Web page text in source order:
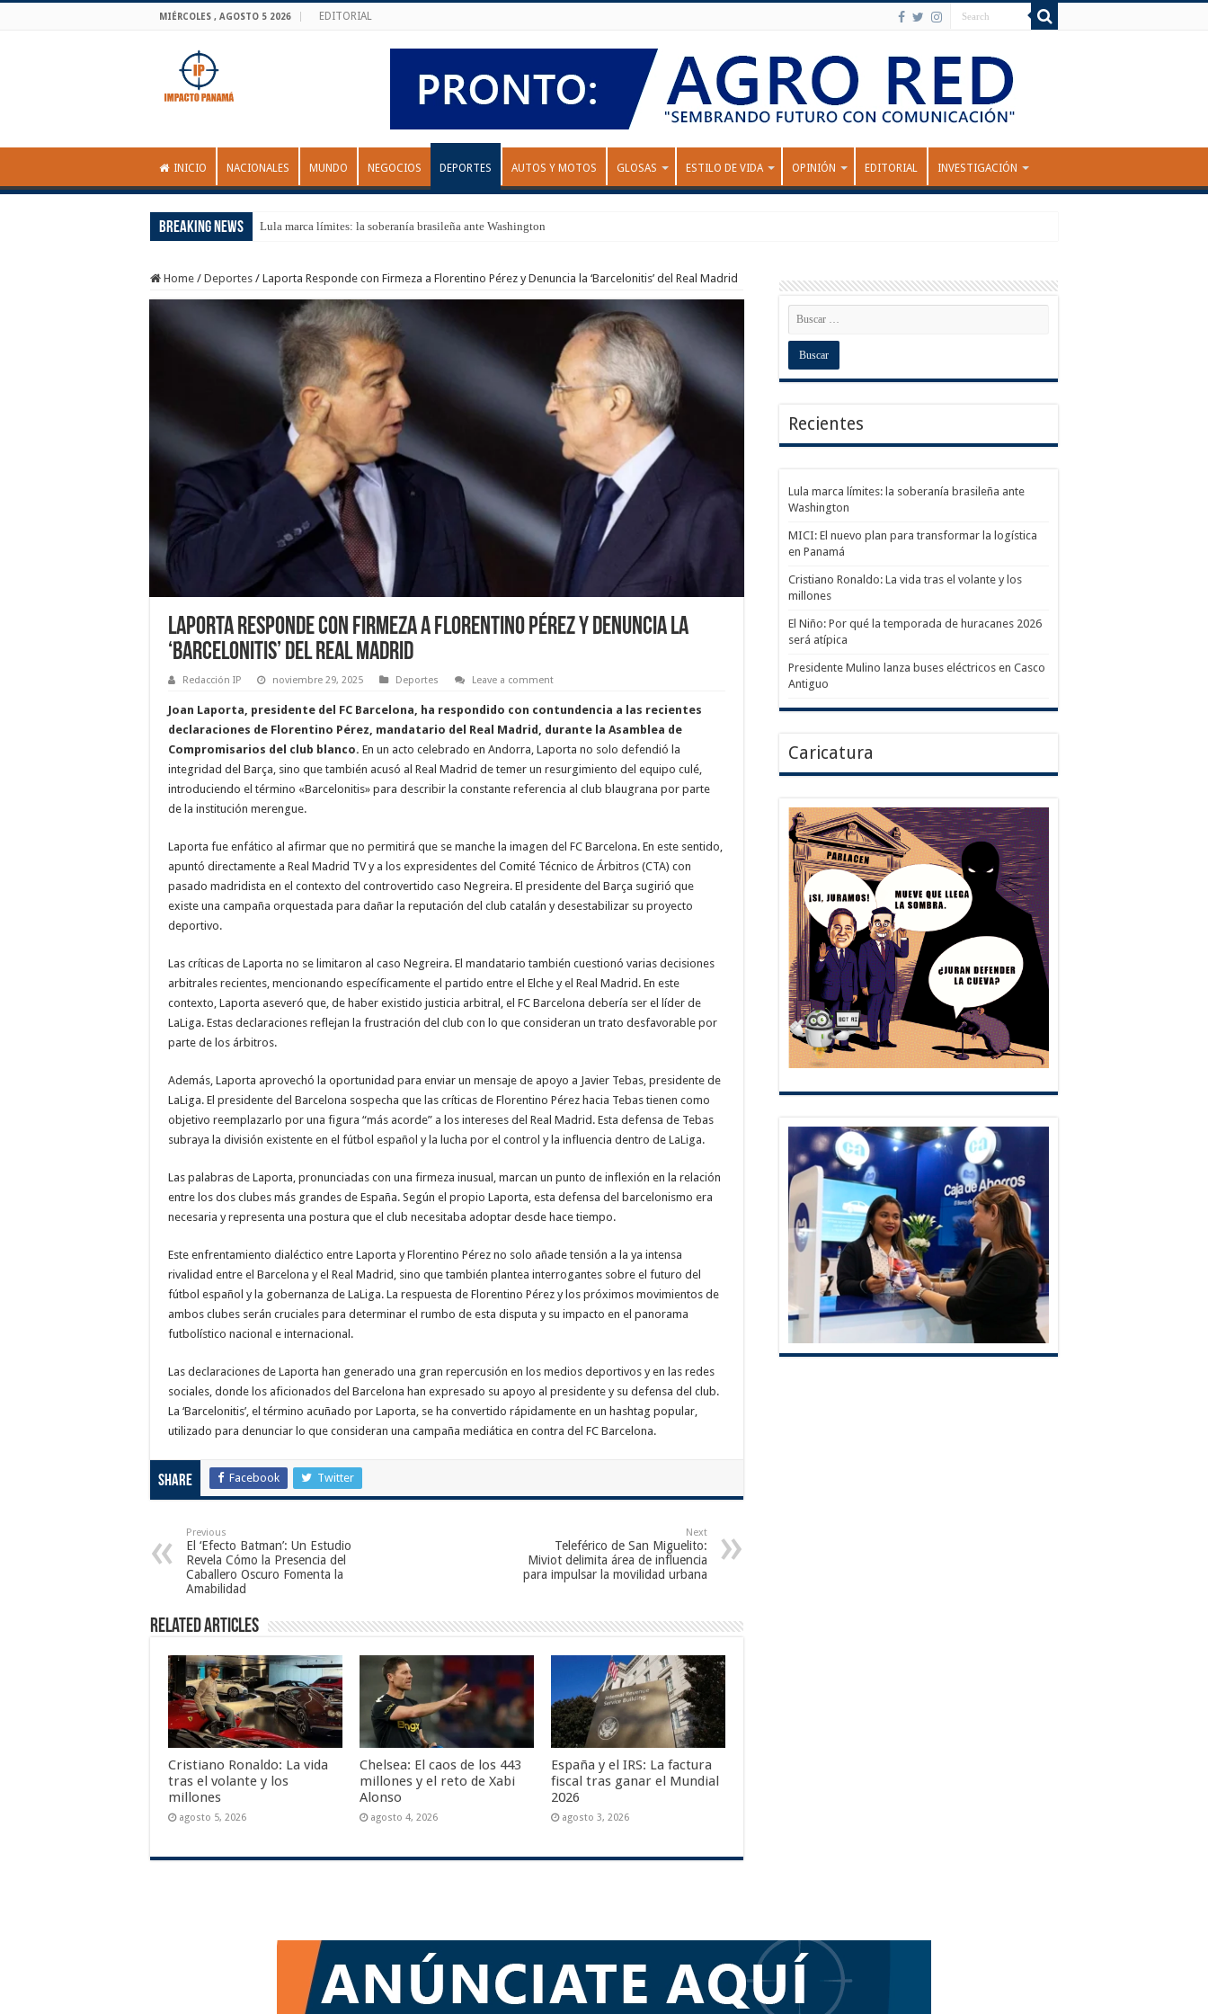
MIÉRCOLES , AGOSTO 5 2026 EDITORIAL
INICIO NACIONALES MUNDO NEGOCIOS DEPORTES AUTOS Y MOTOS GLOSAS ESTILO DE VIDA OPINIÓN EDITORIAL INVESTIGACIÓN
Breaking News Lula marca límites: la soberanía brasileña ante Washington
Home / Deportes / Laporta Responde con Firmeza a Florentino Pérez y Denuncia la ‘Barcelonitis’ del Real Madrid
Laporta Responde con Firmeza a Florentino Pérez y Denuncia la
‘Barcelonitis’ del Real Madrid
Redacción IP noviembre 29, 2025 Deportes Leave a comment
Joan Laporta, presidente del FC Barcelona, ha respondido con contundencia a las recientes
declaraciones de Florentino Pérez, mandatario del Real Madrid, durante la Asamblea de
Compromisarios del club blanco. En un acto celebrado en Andorra, Laporta no solo defendió la
integridad del Barça, sino que también acusó al Real Madrid de temer un resurgimiento del equipo culé,
introduciendo el término «Barcelonitis» para describir la constante referencia al club blaugrana por parte
de la institución merengue.
Laporta fue enfático al afirmar que no permitirá que se manche la imagen del FC Barcelona. En este sentido,
apuntó directamente a Real Madrid TV y a los expresidentes del Comité Técnico de Árbitros (CTA) con
pasado madridista en el contexto del controvertido caso Negreira. El presidente del Barça sugirió que
existe una campaña orquestada para dañar la reputación del club catalán y desestabilizar su proyecto
deportivo.
Las críticas de Laporta no se limitaron al caso Negreira. El mandatario también cuestionó varias decisiones
arbitrales recientes, mencionando específicamente el partido entre el Elche y el Real Madrid. En este
contexto, Laporta aseveró que, de haber existido justicia arbitral, el FC Barcelona debería ser el líder de
LaLiga. Estas declaraciones reflejan la frustración del club con lo que consideran un trato desfavorable por
parte de los árbitros.
Además, Laporta aprovechó la oportunidad para enviar un mensaje de apoyo a Javier Tebas, presidente de
LaLiga. El presidente del Barcelona sospecha que las críticas de Florentino Pérez hacia Tebas tienen como
objetivo reemplazarlo por una figura “más acorde” a los intereses del Real Madrid. Esta defensa de Tebas
subraya la división existente en el fútbol español y la lucha por el control y la influencia dentro de LaLiga.
Las palabras de Laporta, pronunciadas con una firmeza inusual, marcan un punto de inflexión en la relación
entre los dos clubes más grandes de España. Según el propio Laporta, esta defensa del barcelonismo era
necesaria y representa una postura que el club necesitaba adoptar desde hace tiempo.
Este enfrentamiento dialéctico entre Laporta y Florentino Pérez no solo añade tensión a la ya intensa
rivalidad entre el Barcelona y el Real Madrid, sino que también plantea interrogantes sobre el futuro del
fútbol español y la gobernanza de LaLiga. La respuesta de Florentino Pérez y los próximos movimientos de
ambos clubes serán cruciales para determinar el rumbo de esta disputa y su impacto en el panorama
futbolístico nacional e internacional.
Las declaraciones de Laporta han generado una gran repercusión en los medios deportivos y en las redes
sociales, donde los aficionados del Barcelona han expresado su apoyo al presidente y su defensa del club.
La ‘Barcelonitis’, el término acuñado por Laporta, se ha convertido rápidamente en un hashtag popular,
utilizado para denunciar lo que consideran una campaña mediática en contra del FC Barcelona.
Share Facebook Twitter
Previous
El ‘Efecto Batman’: Un Estudio
Revela Cómo la Presencia del
Caballero Oscuro Fomenta la
Amabilidad
Next
Teleférico de San Miguelito:
Miviot delimita área de influencia
para impulsar la movilidad urbana
Related Articles
Cristiano Ronaldo: La vida
tras el volante y los
millones
agosto 5, 2026
Chelsea: El caos de los 443
millones y el reto de Xabi
Alonso
agosto 4, 2026
España y el IRS: La factura
fiscal tras ganar el Mundial
2026
agosto 3, 2026
Recientes
Lula marca límites: la soberanía brasileña ante
Washington
MICI: El nuevo plan para transformar la logística
en Panamá
Cristiano Ronaldo: La vida tras el volante y los
millones
El Niño: Por qué la temporada de huracanes 2026
será atípica
Presidente Mulino lanza buses eléctricos en Casco
Antiguo
Caricatura